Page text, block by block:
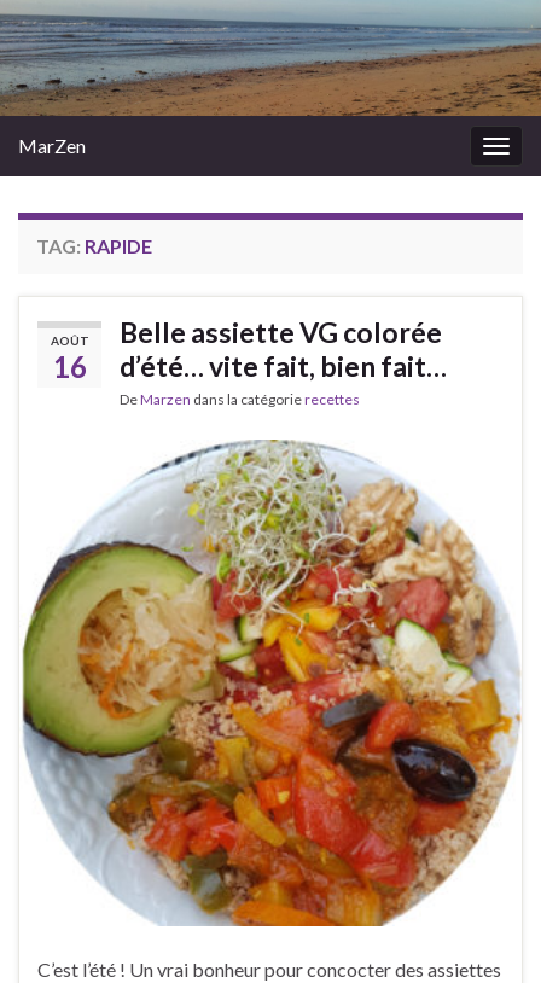
MarZen
TAG: RAPIDE
AOÛT
16
Belle assiette VG colorée
d’été… vite fait, bien fait…
DeMarzen dans la catégorierecettes
C’est l’été ! Un vrai bonheur pour concocter des assiettes